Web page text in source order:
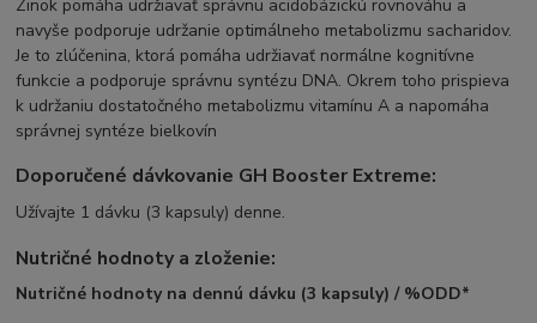
Zinok pomáha udržiavať správnu acidobázickú rovnováhu a
navyše podporuje udržanie optimálneho metabolizmu sacharidov.
Je to zlúčenina, ktorá pomáha udržiavať normálne kognitívne
funkcie a podporuje správnu syntézu DNA. Okrem toho prispieva
k udržaniu dostatočného metabolizmu vitamínu A a napomáha
správnej syntéze bielkovín
Doporučené dávkovanie GH Booster Extreme:
Užívajte 1 dávku (3 kapsuly) denne.
Nutričné hodnoty a zloženie:
Nutričné hodnoty na dennú dávku (3 kapsuly) / %ODD*